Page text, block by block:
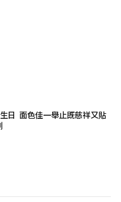
日 面色佳一舉止既慈祥又貼